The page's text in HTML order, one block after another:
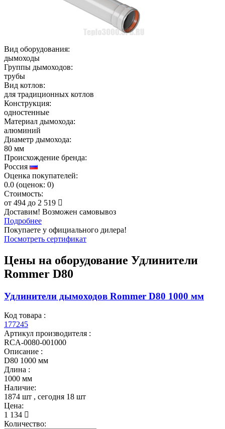
Вид оборудования:
дымоходы
Группы дымоходов:
трубы
Вид котлов:
для традиционных котлов
Конструкция:
одностенные
Материал дымохода:
алюминий
Диаметр дымохода:
80 мм
Происхождение бренда:
Россия
Оценка покупателей:
0.0 (оценок: 0)
Стоимость:
от 494 до 2 519
Доставим! Возможен самовывоз
Подробнее
Покупаете у официального дилера!
Посмотреть сертификат
Цены на оборудование Удлинители
Rommer D80
Удлинители дымоходов Rommer D80 1000 мм
Код товара :
177245
Артикул производителя :
RCA-0080-001000
Описание :
D80 1000 мм
Длина :
1000 мм
Наличие:
1874 шт , сегодня 18 шт
Цена:
1 134
Количество: